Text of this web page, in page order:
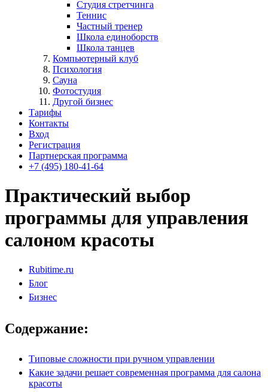
Студия стретчинга
Теннис
Частный тренер
Школа единоборств
Школа танцев
Компьютерный клуб
Психология
Сауна
Фотостудия
Другой бизнес
Тарифы
Контакты
Вход
Регистрация
Партнерская программа
+7 (495) 180-41-64
Практический выбор
программы для управления
салоном красоты
Rubitime.ru
Блог
Бизнес
Содержание:
Типовые сложности при ручном управлении
Какие задачи решает современная программа для салона
красоты